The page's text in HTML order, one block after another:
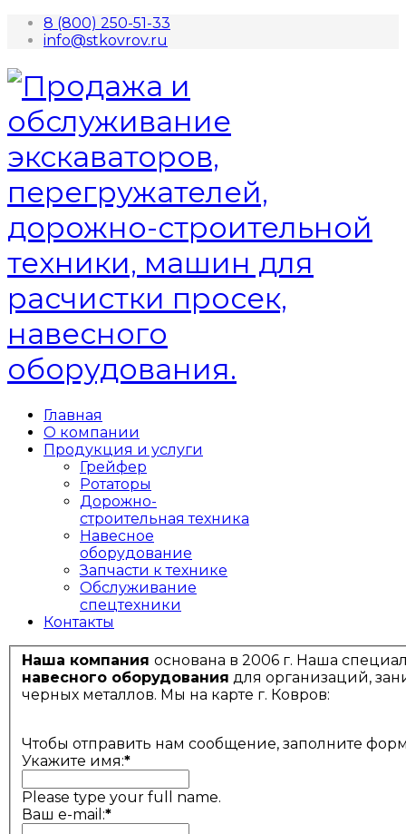
8 (800) 250-51-33
info@stkovrov.ru
Главная
О компании
Продукция и услуги
Грейфер
Ротаторы
Дорожно-
строительная техника
Навесное
оборудование
Запчасти к технике
Обслуживание
спецтехники
Контакты
Наша компания основана в 2006 г. Наша
навесного оборудования для организаций,
черных металлов. Мы на карте г. Ковров:
Чтобы отправить нам сообщение, заполните
Укажите имя:*
Please type your full name.
Ваш e-mail:*